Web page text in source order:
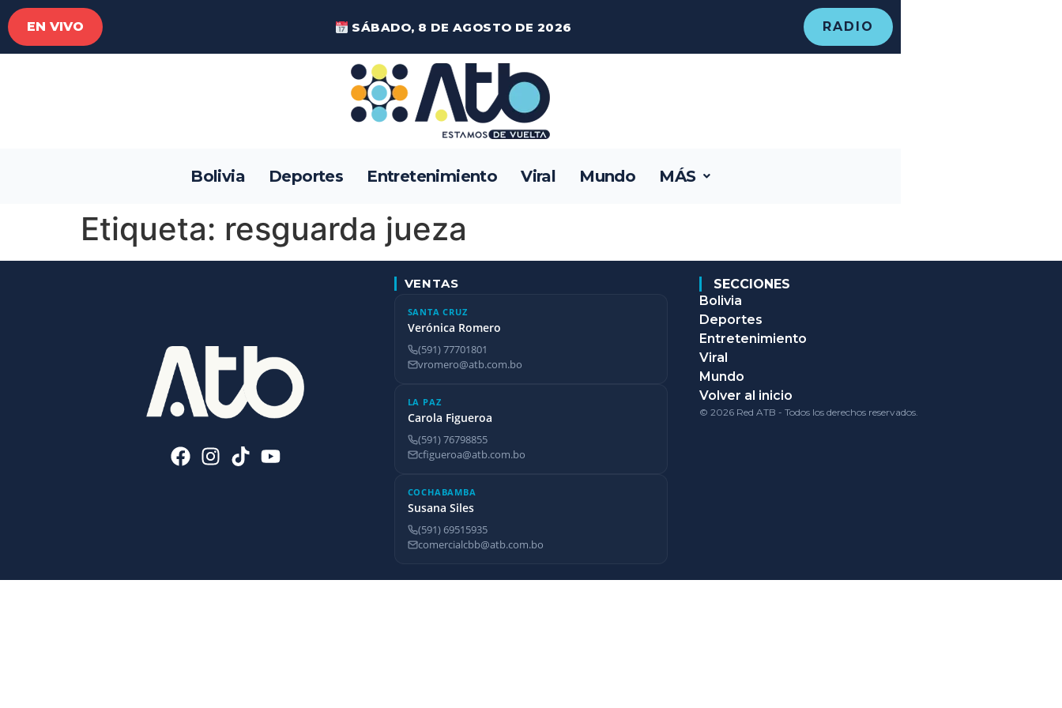
EN VIVO SÁBADO, 8 DE AGOSTO DE 2026 RADIO
Bolivia Deportes Entretenimiento Viral Mundo MÁS
Etiqueta: resguarda jueza
VENTAS
SANTA CRUZ
Verónica Romero
(591) 77701801
vromero@atb.com.bo
LA PAZ
Carola Figueroa
(591) 76798855
cfigueroa@atb.com.bo
COCHABAMBA
Susana Siles
(591) 69515935
comercialcbb@atb.com.bo
SECCIONES
Bolivia
Deportes
Entretenimiento
Viral
Mundo
Volver al inicio
© 2026 Red ATB - Todos los derechos reservados.